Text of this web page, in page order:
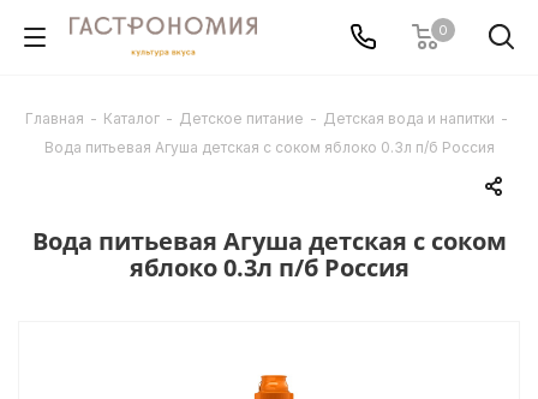
0
Главная - Каталог - Детское питание - Детская вода и напитки -
Вода питьевая Агуша детская с соком яблоко 0.3л п/б Россия
Вода питьевая Агуша детская с соком
яблоко 0.3л п/б Россия